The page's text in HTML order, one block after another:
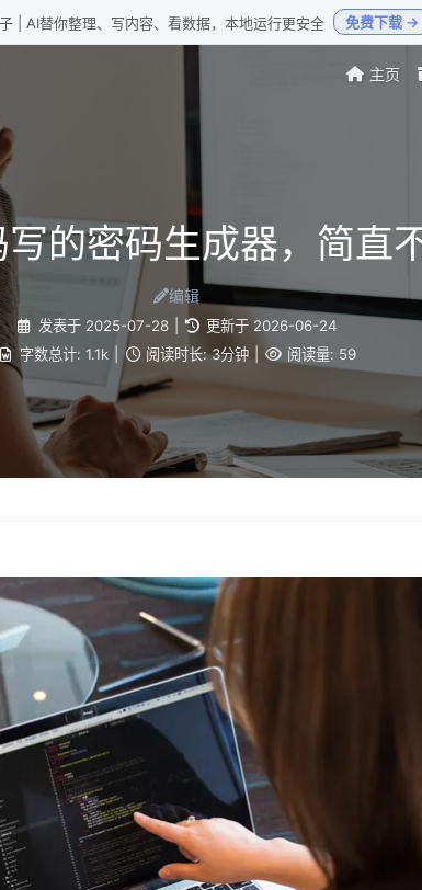
| AI替你整理、写内容、看数据，本地运行更安全 免费下载 →
主页
的密码生成器，简直
编辑
发表于 2025-07-28 更新于 2026-06-24
字数总计: 1.1k 阅读时长: 3分钟 阅读量: 59